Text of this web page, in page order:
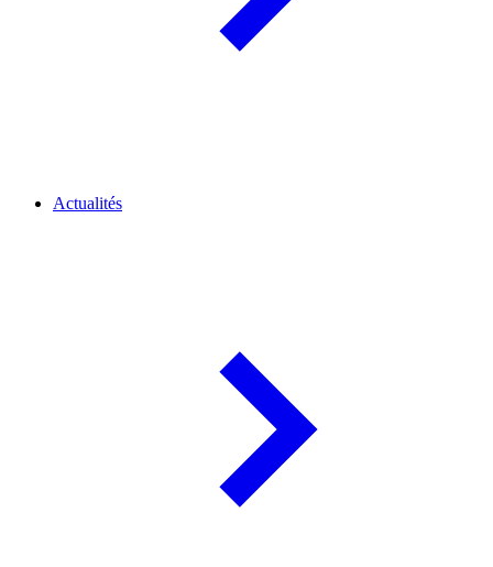
Actualités